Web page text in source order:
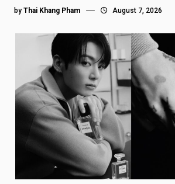
by Thai Khang Pham August 7, 2026